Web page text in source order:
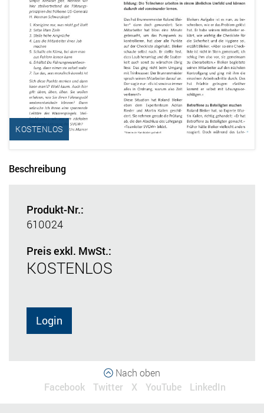
KOSTENLOS
Beschreibung
Produkt-Nr.:
610024
Preis exkl. MwSt.:
KOSTENLOS
Login
Nach oben
Facebook
Twitter X YouTube LinkedIn